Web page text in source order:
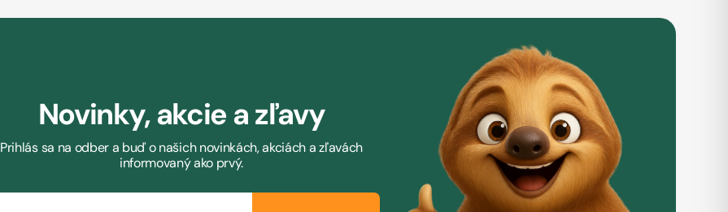
Novinky, akcie a zľavy
Prihlás sa na odber a buď o našich novinkách, akciách a zľavách
informovaný ako prvý.